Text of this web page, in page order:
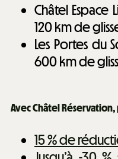
Châtel Espace
120 km de
Les Portes du
600 km de
Avec Châtel
15 % de